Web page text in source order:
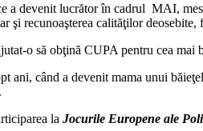
a devenit lucrător în cadrul MAI,
şi recunoaşterea calităţilor
o să obţină CUPA pentru cea
ani, când a devenit mama unui
la Jocurile Europene ale